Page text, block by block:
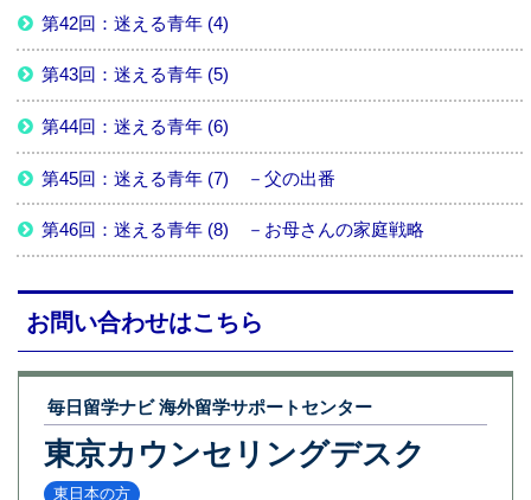
第42回：迷える青年 (4)
第43回：迷える青年 (5)
第44回：迷える青年 (6)
第45回：迷える青年 (7) －父の出番
第46回：迷える青年 (8) －お母さんの家庭戦略
お問い合わせはこちら
毎日留学ナビ 海外留学サポートセンター
東京カウンセリングデスク
東日本の方